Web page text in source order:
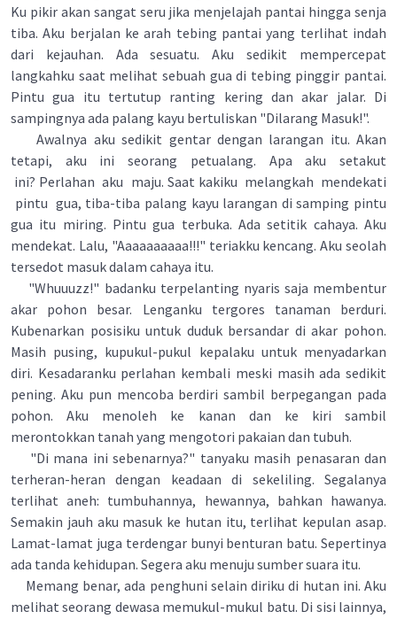
Ku pikir akan sangat seru jika menjelajah pantai hingga senja
tiba. Aku berjalan ke arah tebing pantai yang terlihat indah
dari kejauhan. Ada sesuatu. Aku sedikit mempercepat
langkahku saat melihat sebuah gua di tebing pinggir pantai.
Pintu gua itu tertutup ranting kering dan akar jalar. Di
sampingnya ada palang kayu bertuliskan "Dilarang Masuk!".
Awalnya aku sedikit gentar dengan larangan itu. Akan
tetapi, aku ini seorang petualang. Apa aku setakut
ini? Perlahan aku maju. Saat kakiku melangkah mendekati
pintu gua, tiba-tiba palang kayu larangan di samping pintu
gua itu miring. Pintu gua terbuka. Ada setitik cahaya. Aku
mendekat. Lalu, "Aaaaaaaaaa!!!" teriakku kencang. Aku seolah
tersedot masuk dalam cahaya itu.
"Whuuuzz!" badanku terpelanting nyaris saja membentur
akar pohon besar. Lenganku tergores tanaman berduri.
Kubenarkan posisiku untuk duduk bersandar di akar pohon.
Masih pusing, kupukul-pukul kepalaku untuk menyadarkan
diri. Kesadaranku perlahan kembali meski masih ada sedikit
pening. Aku pun mencoba berdiri sambil berpegangan pada
pohon. Aku menoleh ke kanan dan ke kiri sambil
merontokkan tanah yang mengotori pakaian dan tubuh.
"Di mana ini sebenarnya?" tanyaku masih penasaran dan
terheran-heran dengan keadaan di sekeliling. Segalanya
terlihat aneh: tumbuhannya, hewannya, bahkan hawanya.
Semakin jauh aku masuk ke hutan itu, terlihat kepulan asap.
Lamat­-lamat juga terdengar bunyi benturan batu. Sepertinya
ada tanda kehidupan. Segera aku menuju sumber suara itu.
Memang benar, ada penghuni selain diriku di hutan ini. Aku
melihat seorang dewasa memukul-mukul batu. Di sisi lainnya,